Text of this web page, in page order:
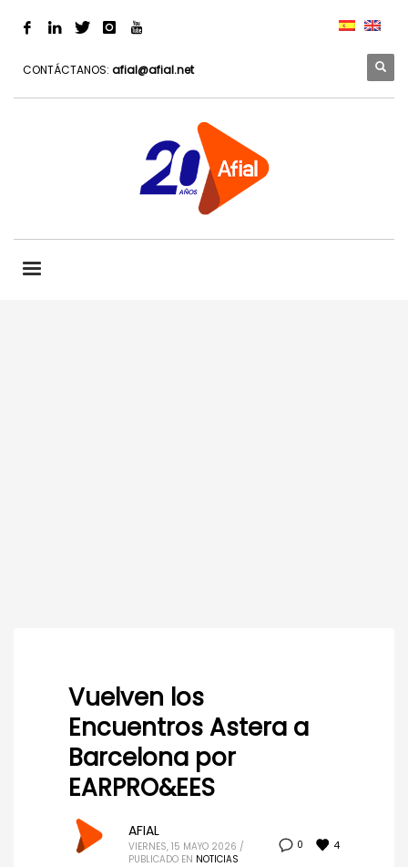
CONTÁCTANOS: afial@afial.net
Vuelven los
Encuentros Astera a
Barcelona por
EARPRO&EES
0 4
AFIAL
VIERNES, 15 MAYO 2026 /
PUBLICADO EN NOTICIAS